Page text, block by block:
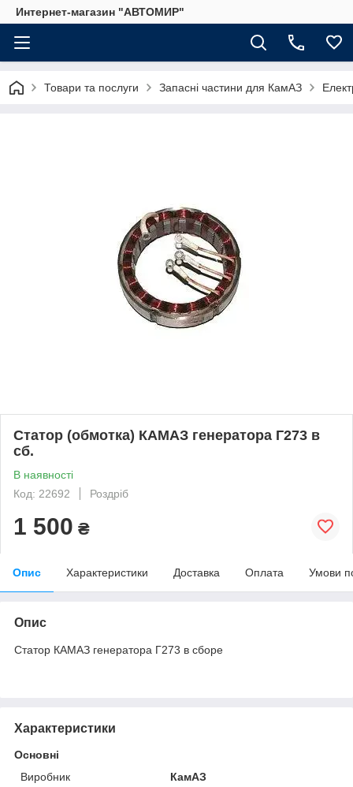
Интернет-магазин "АВТОМИР"
Товари та послуги Запасні частини для КамАЗ
Статор (обмотка) КАМАЗ генератора Г273 в
сб.
В наявності
Код: 22692
Роздріб
1 500 ₴
Опис Характеристики Доставка Оплата Умови
Опис
Статор КАМАЗ генератора Г273 в сборе
Характеристики
Основні
Виробник
КамАЗ